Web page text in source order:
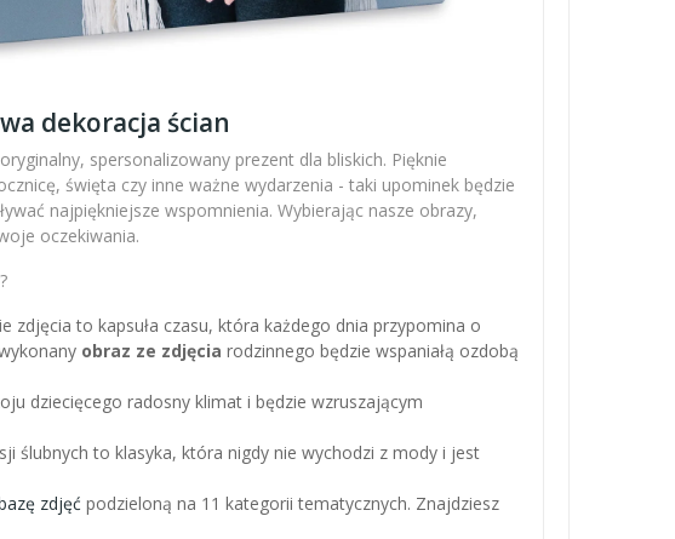
dekoracja ścian
spersonalizowany prezent dla bliskich. Pięknie
święta czy inne ważne wydarzenia - taki upominek będzie
najpiękniejsze wspomnienia. Wybierając nasze obrazy,
oczekiwania.
zdjęcia to kapsuła czasu, która każdego dnia przypomina o
obraz ze zdjęcia rodzinnego będzie wspaniałą ozdobą
dziecięcego radosny klimat i będzie wzruszającym
ślubnych to klasyka, która nigdy nie wychodzi z mody i jest
zdjęć podzieloną na 11 kategorii tematycznych. Znajdziesz